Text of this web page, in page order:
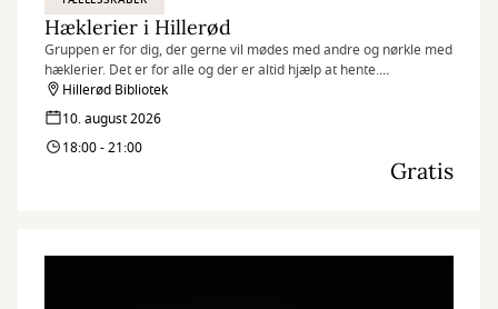
Hæklerier i Hillerød
Gruppen er for dig, der gerne vil mødes med andre og nørkle med
hæklerier. Det er for alle og der er altid hjælp at hente.
Kig endelig forbi! :)
Hillerød Bibliotek
10. august 2026
18:00 - 21:00
Gratis